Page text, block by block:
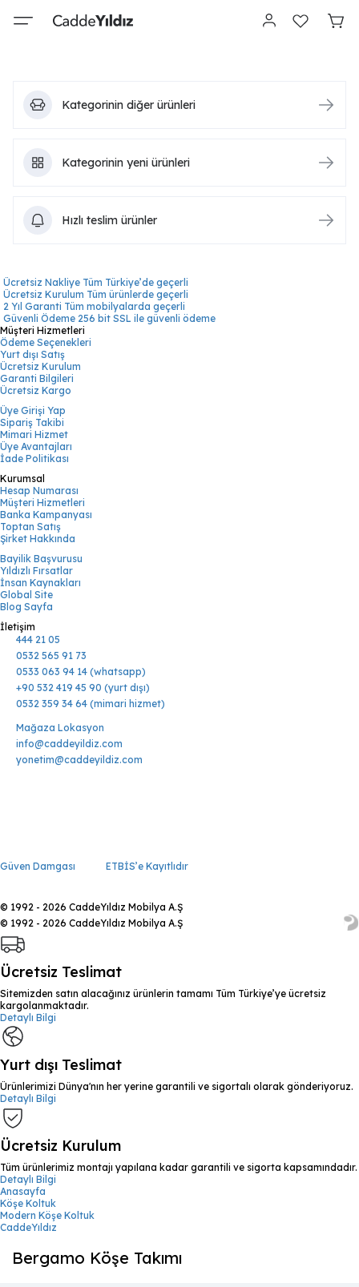
Kategorinin diğer ürünleri
Kategorinin yeni ürünleri
Hızlı teslim ürünler
Ücretsiz Nakliye Tüm Türkiye’de geçerli
Ücretsiz Kurulum Tüm ürünlerde geçerli
2 Yıl Garanti Tüm mobilyalarda geçerli
Güvenli Ödeme 256 bit SSL ile güvenli ödeme
Müşteri Hizmetleri
Ödeme Seçenekleri
Yurt dışı Satış
Ücretsiz Kurulum
Garanti Bilgileri
Ücretsiz Kargo
Üye Girişi Yap
Sipariş Takibi
Mimari Hizmet
Üye Avantajları
İade Politikası
Kurumsal
Hesap Numarası
Müşteri Hizmetleri
Banka Kampanyası
Toptan Satış
Şirket Hakkında
Bayilik Başvurusu
Yıldızlı Fırsatlar
İnsan Kaynakları
Global Site
Blog Sayfa
İletişim
444 21 05
0532 565 91 73
0533 063 94 14 (whatsapp)
+90 532 419 45 90 (yurt dışı)
0532 359 34 64 (mimari hizmet)
Mağaza Lokasyon
info@caddeyildiz.com
yonetim@caddeyildiz.com
Güven Damgası ETBİS’e Kayıtlıdır
© 1992 - 2026 CaddeYıldız Mobilya A.Ş
© 1992 - 2026 CaddeYıldız Mobilya A.Ş
Ücretsiz Teslimat
Sitemizden satın alacağınız ürünlerin tamamı Tüm Türkiye’ye ücretsiz
kargolanmaktadır.
Detaylı Bilgi
Yurt dışı Teslimat
Ürünlerimizi Dünya'nın her yerine garantili ve sigortalı olarak gönderiyoruz.
Detaylı Bilgi
Ücretsiz Kurulum
Tüm ürünlerimiz montajı yapılana kadar garantili ve sigorta kapsamındadır.
Detaylı Bilgi
Anasayfa
Köşe Koltuk
Modern Köşe Koltuk
CaddeYıldız
Bergamo Köşe Takımı